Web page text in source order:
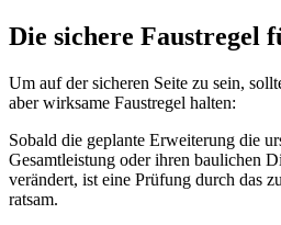
Die sichere Faustregel
Um auf der sicheren Seite zu sein,
aber wirksame Faustregel halten:
Sobald die geplante Erweiterung die
Gesamtleistung oder ihren baulichen
verändert, ist eine Prüfung durch das
ratsam.